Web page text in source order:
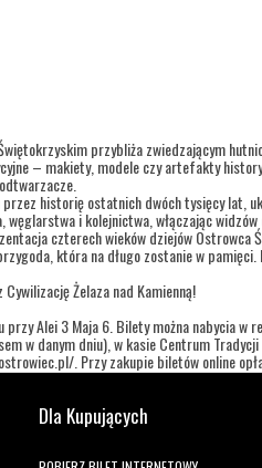
przybliża zwiedzającym
– makiety, modele czy artefakty
historię ostatnich dwóch tysięcy lat,
i kolejnictwa, włączając widzów
czterech wieków dziejów
która na długo zostanie w
Żelaza nad Kamienną!
Alei 3 Maja 6. Bilety można nabycia
w danym dniu), w kasie Centrum
. Przy zakupie biletów online
Dla Kupujących